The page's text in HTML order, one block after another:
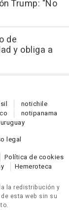
Trump: "No
de
y obliga a
notichile
notipanama
uruguay
legal
Política de cookies
Hemeroteca
la redistribución y
esta web sin su